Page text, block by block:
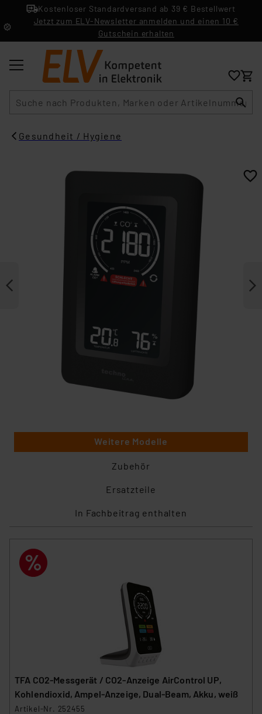
Kostenloser Standardversand ab 39 € Bestellwert
Jetzt zum ELV-Newsletter anmelden und einen 10 €
Gutschein erhalten
Gesundheit / Hygiene
Weitere Modelle
Zubehör
Ersatzteile
In Fachbeitrag enthalten
TFA CO2-Messgerät / CO2-Anzeige AirControl UP,
Kohlendioxid, Ampel-Anzeige, Dual-Beam, Akku, weiß
Artikel-Nr. 252455